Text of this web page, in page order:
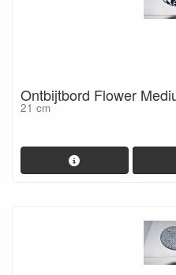
Ontbijtbord Flower
21 cm